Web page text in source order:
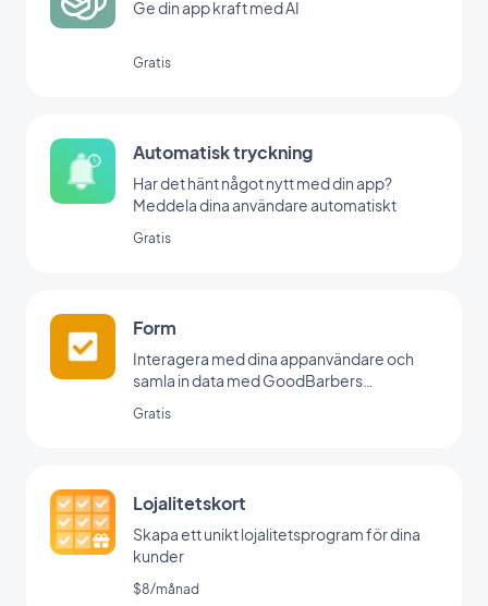
Ge din app kraft med AI
Gratis
Automatisk tryckning
Har det hänt något nytt med din app?
Meddela dina användare automatiskt
Gratis
Form
Interagera med dina appanvändare och
samla in data med GoodBarbers
Gratis
Lojalitetskort
Skapa ett unikt lojalitetsprogram för dina
kunder
$8/månad